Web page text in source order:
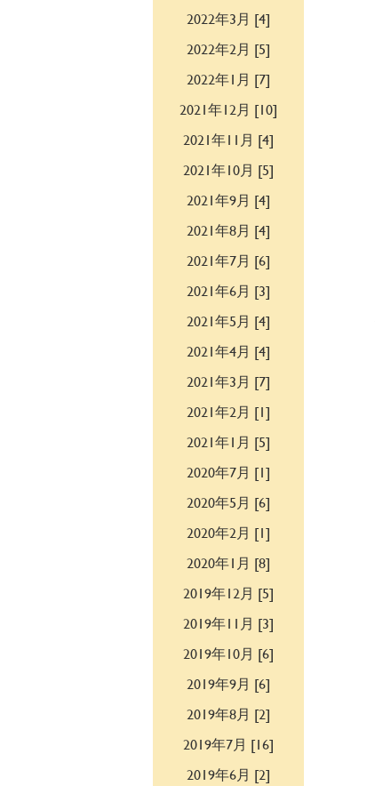
2022年3月 [4]
2022年2月 [5]
2022年1月 [7]
2021年12月 [10]
2021年11月 [4]
2021年10月 [5]
2021年9月 [4]
2021年8月 [4]
2021年7月 [6]
2021年6月 [3]
2021年5月 [4]
2021年4月 [4]
2021年3月 [7]
2021年2月 [1]
2021年1月 [5]
2020年7月 [1]
2020年5月 [6]
2020年2月 [1]
2020年1月 [8]
2019年12月 [5]
2019年11月 [3]
2019年10月 [6]
2019年9月 [6]
2019年8月 [2]
2019年7月 [16]
2019年6月 [2]